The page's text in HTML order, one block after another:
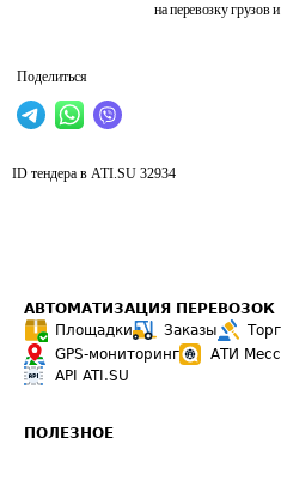
на перевозку грузов
Поделиться
ID тендера в ATI.SU 32934
АВТОМАТИЗАЦИЯ ПЕРЕВОЗОК
Площадки
Заказы
GPS-мониторинг
АТИ
API ATI.SU
ПОЛЕЗНОЕ